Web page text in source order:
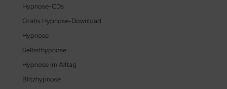
Hypnose-CDs
Gratis Hypnose-Download
Hypnose
Selbsthypnose
Hypnose im Alltag
Blitzhypnose